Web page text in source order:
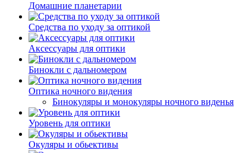
Домашние планетарии
Средства по уходу за оптикой
Аксессуары для оптики
Бинокли с дальномером
Оптика ночного видения
Бинокуляры и монокуляры ночного виденья
Уровень для оптики
Окуляры и обьективы